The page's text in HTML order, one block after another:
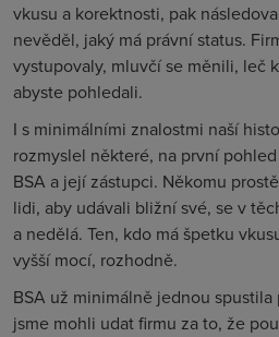
vkusu a korektnosti, pak
nevěděl, jaký má právní status.
vystupovaly, mluvčí se měnili, leč
abyste pohledali.
I s minimálními znalostmi naší
rozmyslel některé, na první
BSA a její zástupci. Někomu
lidi, aby udávali bližní své, se v
a nedělá. Ten, kdo má špetku
vyšší mocí, rozhodně.
BSA už minimálně jednou spustila
jsme mohli udat firmu za to, že